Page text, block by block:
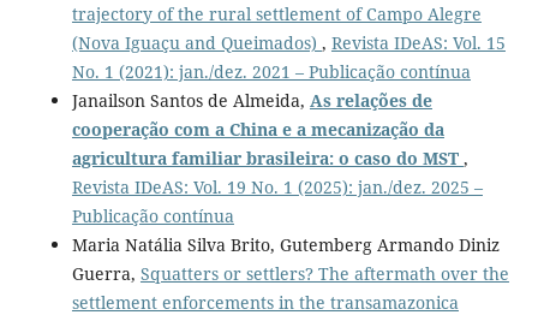
trajectory of the rural settlement of Campo Alegre
(Nova Iguaçu and Queimados) , Revista IDeAS: Vol. 15
No. 1 (2021): jan./dez. 2021 – Publicação contínua
Janailson Santos de Almeida, As relações de
cooperação com a China e a mecanização da
agricultura familiar brasileira: o caso do MST ,
Revista IDeAS: Vol. 19 No. 1 (2025): jan./dez. 2025 –
Publicação contínua
Maria Natália Silva Brito, Gutemberg Armando Diniz
Guerra, Squatters or settlers? The aftermath over the
settlement enforcements in the transamazonica